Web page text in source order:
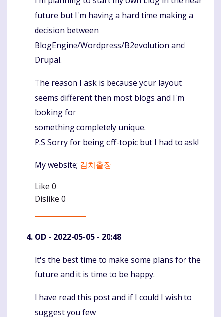
future but I'm having a hard time making a
decision between
BlogEngine/Wordpress/B2evolution and
Drupal.
The reason I ask is because your layout
seems different then most blogs and I'm
looking for
something completely unique.
P.S Sorry for being off-topic but I had to ask!
My website; 김치출장
Like 0
Dislike 0
OD - 2022-05-05 - 20:48
Komentaras
It's the best time to make some plans for the
future and it is time to be happy.
I have read this post and if I could I wish to
suggest you few